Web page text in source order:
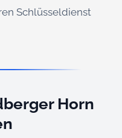
Schlüsseldienst
Horn